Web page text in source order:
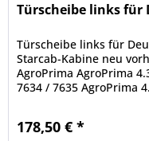
Türscheibe links für
Türscheibe links für
Starcab-Kabine neu
AgroPrima AgroPrima
7634 / 7635 AgroPrima
178,50 € *